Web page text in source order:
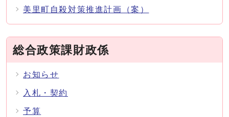
美里町自殺対策推進計画（案）
総合政策課財政係
お知らせ
入札・契約
予算